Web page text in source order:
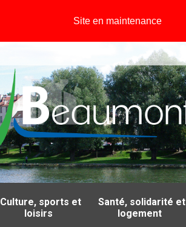
Culture, sports et
loisirs
Santé, solidarité et
logement
Site en maintenance